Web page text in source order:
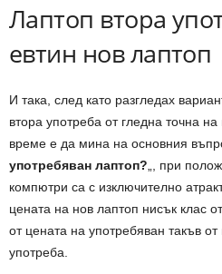
Лаптоп втора
евтин нов лаптоп
И така, след като разгледах
втора употреба от гледна точна на
време е да мина на основния
употребяван лаптоп? „, при
компютри са с изключително
цената на нов лаптоп нисък клас
от цената на употребяван такъв
употреба.